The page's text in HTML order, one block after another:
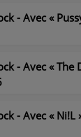
- Avec «
- Avec « The
- Avec «